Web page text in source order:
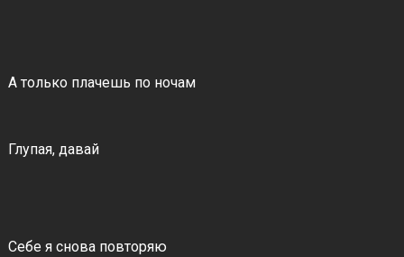
А только плачешь по ночам
Глупая, давай
Себе я снова повторяю